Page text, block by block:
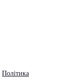
Політика